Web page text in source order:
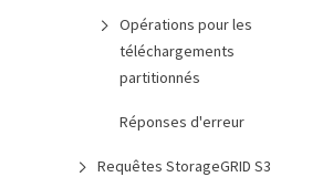
Opérations pour les
téléchargements
partitionnés
Réponses d'erreur
Requêtes StorageGRID S3